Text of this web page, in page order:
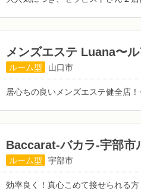
メンズエステ Luana〜
ルーム型 山口市
居心ちの良いメンズエステ健全店
Baccarat-バカラ-宇部市
ルーム型 宇部市
効率良く！真心こめて接せられる方